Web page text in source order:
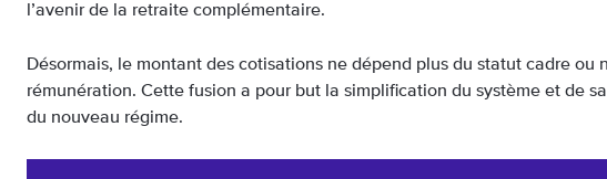
l’avenir de la retraite complémentaire.
Désormais, le montant des cotisations ne dépend plus du statut cadre ou
rémunération. Cette fusion a pour but la simplification du système et de
du nouveau régime.